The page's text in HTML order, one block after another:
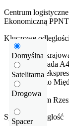
Centrum
Ekonomiczną
Domyślna
Satelitarna
Drogowa
Spacer
Kluczowe
Droga
Autostrada A4
Droga
Lotnisko
3 km
Centrum
Sprawdź odleglość